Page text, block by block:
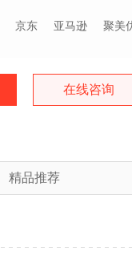
京东 亚马逊 聚美
在线咨询
精品推荐